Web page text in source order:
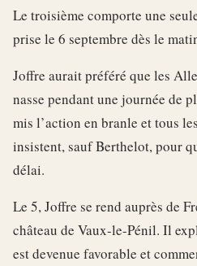
Le troisième comporte une
prise le 6 septembre dès le
Joffre aurait préféré que les
nasse pendant une journée de
mis l’action en branle et tous
insistent, sauf Berthelot, pour
délai.
Le 5, Joffre se rend auprès de
château de Vaux-le-Pénil. Il
est devenue favorable et